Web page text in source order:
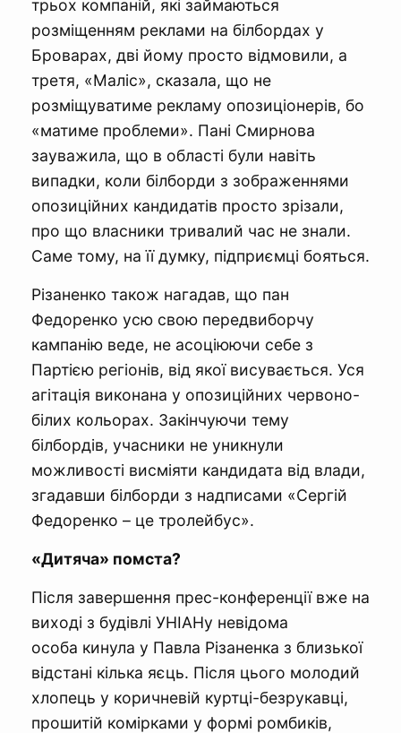
трьох компаній, які займаються
розміщенням реклами на білбордах у
Броварах, дві йому просто відмовили, а
третя, «Маліс», сказала, що не
розміщуватиме рекламу опозиціонерів, бо
«матиме проблеми». Пані Смирнова
зауважила, що в області були навіть
випадки, коли білборди з зображеннями
опозиційних кандидатів просто зрізали,
про що власники тривалий час не знали.
Саме тому, на її думку, підприємці бояться.
Різаненко також нагадав, що пан
Федоренко усю свою передвиборчу
кампанію веде, не асоціюючи себе з
Партією регіонів, від якої висувається. Уся
агітація виконана у опозиційних червоно-
білих кольорах. Закінчуючи тему
білбордів, учасники не уникнули
можливості висміяти кандидата від влади,
згадавши білборди з надписами «Сергій
Федоренко – це тролейбус».
«Дитяча» помста?
Після завершення прес-конференції вже на
виході з будівлі УНІАНу невідома
особа кинула у Павла Різаненка з близької
відстані кілька яєць. Після цього молодий
хлопець у коричневій куртці-безрукавці,
прошитій комірками у формі ромбиків,